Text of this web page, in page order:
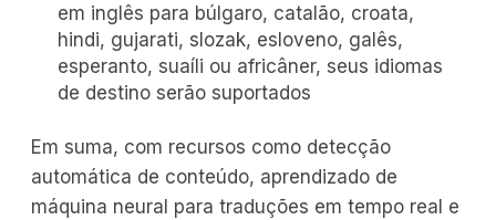
em inglês para búlgaro, catalão, croata,
hindi, gujarati, slozak, esloveno, galês,
esperanto, suaíli ou africâner, seus idiomas
de destino serão suportados
Em suma, com recursos como detecção
automática de conteúdo, aprendizado de
máquina neural para traduções em tempo real e